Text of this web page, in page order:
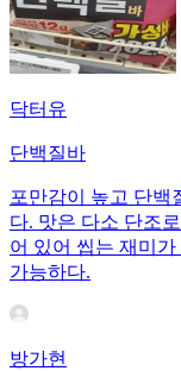
닥터유
단백질바
포만감이 높고 단백
다. 맛은 다소 단조
어 있어 씹는 재미
가능하다.
방가현